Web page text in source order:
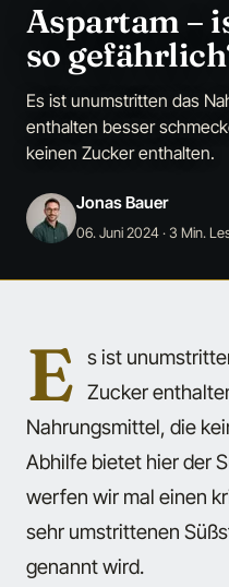
Aspartam –
so
Es ist unumstritten das
enthalten besser
keinen Zucker enthalten.
Jonas Bauer
06. Juni 2024· 3 Min.
E s ist
Zucker
Nahrungsmittel, die
Abhilfe bietet hier der
werfen wir mal einen
sehr umstrittenen
genannt wird.